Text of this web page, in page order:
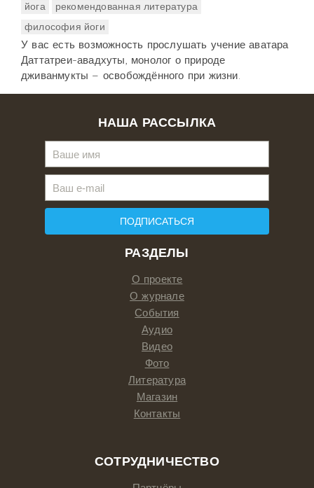
йога
рекомендованная литература
философия йоги
У вас есть возможность прослушать учение аватара
Даттатреи-авадхуты, монолог о природе
дживанмукты – освобождённого при жизни.
РАЗДЕЛЫ
О проекте
О журнале
События
Аудио
Видео
Фото
Литература
Магазин
Контакты
СОТРУДНИЧЕСТВО
НАША РАССЫЛКА
ПОДПИСАТЬСЯ